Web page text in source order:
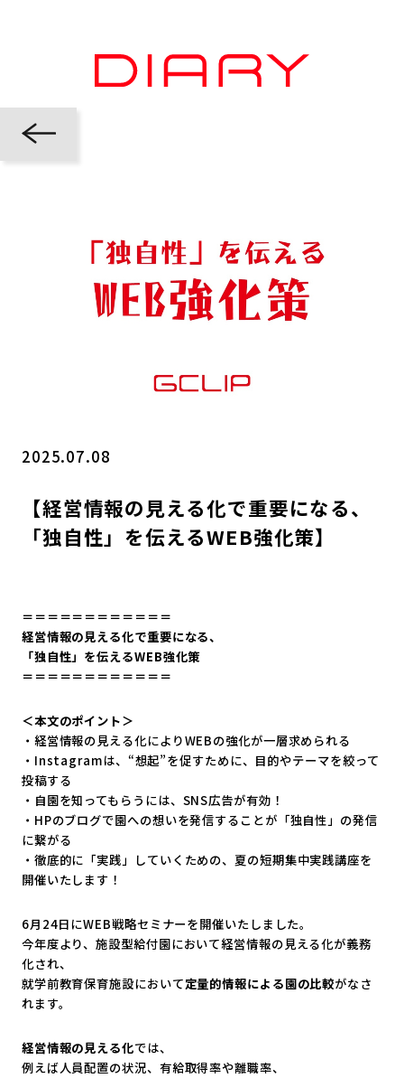
2025.07.08
【経営情報の見える化で重要になる、
「独自性」を伝えるWEB強化策】
＝＝＝＝＝＝＝＝＝＝＝＝
経営情報の見える化で重要になる、
「独自性」を伝えるWEB強化策
＝＝＝＝＝＝＝＝＝＝＝＝
＜本文のポイント＞
・経営情報の見える化によりWEBの強化が一層求められる
・Instagramは、“想起”を促すために、目的やテーマを絞って
投稿する
・自園を知ってもらうには、SNS広告が有効！
・HPのブログで園への想いを発信することが「独自性」の発信
に繋がる
・徹底的に「実践」していくための、夏の短期集中実践講座を
開催いたします！
6月24日にWEB戦略セミナーを開催いたしました。
今年度より、施設型給付園において経営情報の見える化が義務
化され、
就学前教育保育施設において定量的情報による園の比較がなさ
れます。
経営情報の見える化では、
例えば人員配置の状況、有給取得率や離職率、